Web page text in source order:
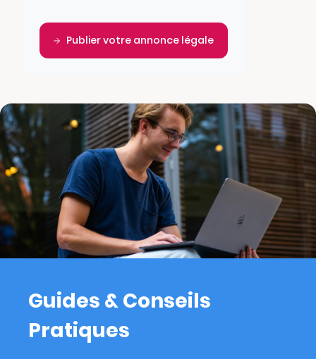
Publier votre annonce légale
Guides & Conseils
Pratiques